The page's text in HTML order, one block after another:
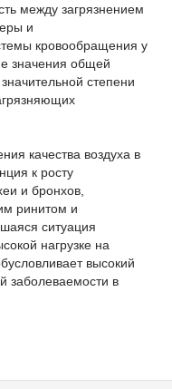
между загрязнением
и
кровообращения у
значения общей
степени
качества воздуха в
к росту
и бронхов,
ринитом и
ситуация
нагрузке на
высокий
заболеваемости в